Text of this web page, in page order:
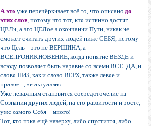
А это уже перечёркивает всё то, что описано до
этих слов, потому что тот, кто истинно достиг
ЦЕЛи, а это ЦЕЛое в окончании Пути, никак не
сможет считать других людей ниже СЕБЯ, потому
что Цель – это не ВЕРШИНА, а
ВСЕПРОНИКНОВЕНИЕ, когда понятие ВЕЗДЕ и
всюду позволяет быть наравне со всеми ВСЕГДА, и
слово НИЗ, как и слово ВЕРХ, также левое и
правое..., не актуально.
Уже неважным становится сосредоточение на
Сознании других людей, на его развитости и росте,
уже самого Себя – много!
Тот, кто пока ещё наверху, либо спустится, либо